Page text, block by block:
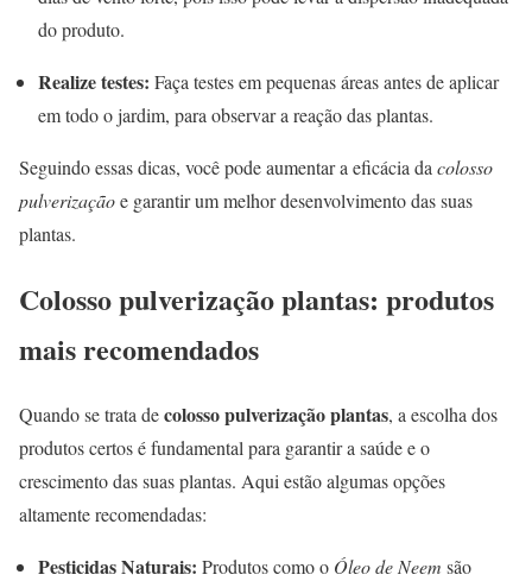
do produto.
Realize testes: Faça testes em pequenas áreas antes de aplicar
em todo o jardim, para observar a reação das plantas.
Seguindo essas dicas, você pode aumentar a eficácia da colosso
pulverizaçãoe garantir um melhor desenvolvimento das suas
plantas.
Colosso pulverização plantas: produtos
mais recomendados
Quando se trata decolosso pulverização plantas, a escolha dos
produtos certos é fundamental para garantir a saúde e o
crescimento das suas plantas. Aqui estão algumas opções
altamente recomendadas:
Pesticidas Naturais: Produtos como o Óleo de Neem são